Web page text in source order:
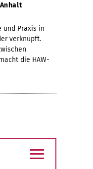
und Praxis in
verknüpft.
die HAW-
≡